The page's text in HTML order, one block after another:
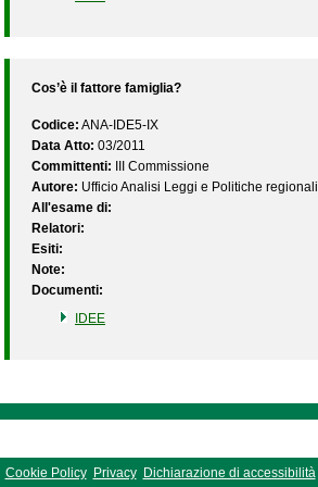
Cos’è il fattore famiglia?
Codice: ANA-IDE5-IX
Data Atto: 03/2011
Committenti: III Commissione
Autore: Ufficio Analisi Leggi e Politiche regionali
All'esame di:
Relatori:
Esiti:
Note:
Documenti:
IDEE
Cookie Policy Privacy Dichiarazione di accessibilità